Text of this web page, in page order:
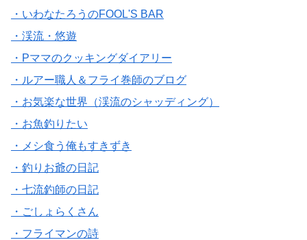
・いわなたろうのFOOL'S BAR
・渓流・悠遊
・Pママのクッキングダイアリー
・ルアー職人＆フライ巻師のブログ
・お気楽な世界（渓流のシャッディング）
・お魚釣りたい
・メシ食う俺もすきずき
・釣りお爺の日記
・七流釣師の日記
・ごしょらくさん
・フライマンの詩